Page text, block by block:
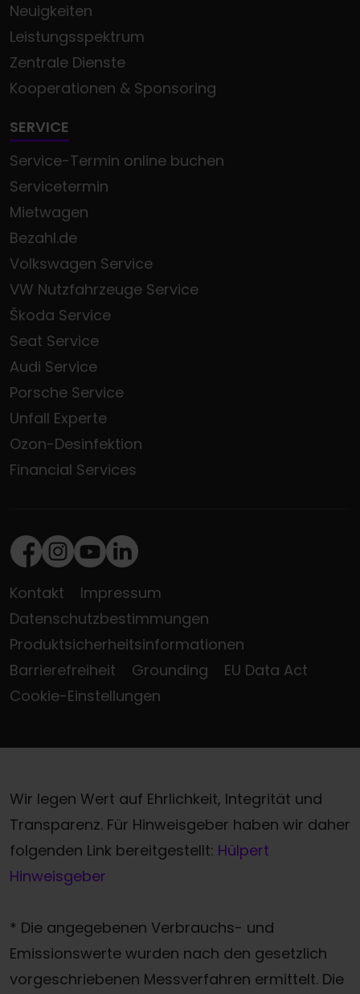
Neuigkeiten
Leistungsspektrum
Zentrale Dienste
Kooperationen & Sponsoring
SERVICE
Service-Termin online buchen
Servicetermin
Mietwagen
Bezahl.de
Volkswagen Service
VW Nutzfahrzeuge Service
Škoda Service
Seat Service
Audi Service
Porsche Service
Unfall Experte
Ozon-Desinfektion
Financial Services
Facebook
Instagram
Youtube
LinkedIn
Kontakt
Impressum
Datenschutzbestimmungen
Produktsicherheitsinformationen
Barrierefreiheit
Grounding
EU Data Act
Cookie-Einstellungen
Wir legen Wert auf Ehrlichkeit, Integrität und
Transparenz. Für Hinweisgeber haben wir daher
folgenden Link bereitgestellt: Hülpert
Hinweisgeber
* Die angegebenen Verbrauchs- und
Emissionswerte wurden nach den gesetzlich
vorgeschriebenen Messverfahren ermittelt. Die